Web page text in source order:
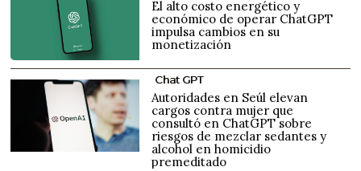
El alto costo energético y
económico de operar ChatGPT
impulsa cambios en su
monetización
Chat GPT
Autoridades en Seúl elevan
cargos contra mujer que
consultó en ChatGPT sobre
riesgos de mezclar sedantes y
alcohol en homicidio
premeditado